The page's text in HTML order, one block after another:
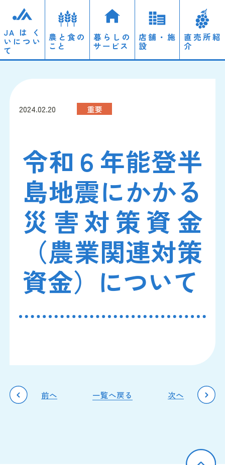
JAはく
いについ
て
経営理念・概要
採用情報
農と食の
こと
営農情報
暮らしの
サービス
ローン
JAやすらぎ会館「天照」
店舗・施
設
直売所紹
介
2024.02.20 重要
令和６年能登半
島地震にかかる
災害対策資金
（農業関連対策
資金）について
前へ 一覧へ戻る 次へ